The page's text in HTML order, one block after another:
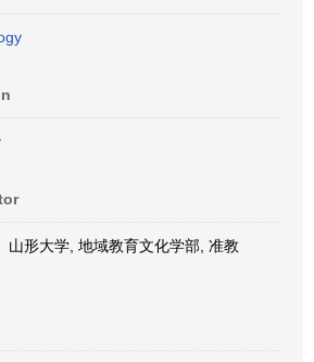
山形大学, 地域教育文化学部, 准教